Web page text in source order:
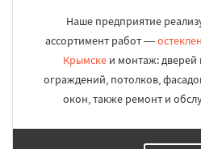
Наше предприятие
ассортимент работ —
Крымскеи монтаж: дверей
ограждений, потолков,
окон, также ремонт и